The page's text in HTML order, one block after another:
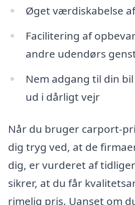
Øget værdiskabelse
Facilitering af
andre udendørs
Nem adgang til din
ud i dårligt vejr
Når du bruger carport-
dig tryg ved, at de
dig, er vurderet af
sikrer, at du får
rimelig pris. Uanset om